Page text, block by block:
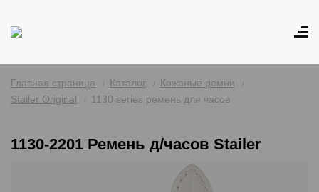
Главная страница Каталог
Кожаные ремни
Stailer Original
1130 series ремень для часов
1130-2201 Ремень д/часов Stailer